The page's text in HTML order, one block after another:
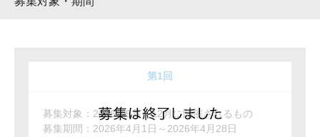
第1回
募集対象：2026年9月〜12月に開催されるもの
募集期間：2026年4月1日～2026年4月28日